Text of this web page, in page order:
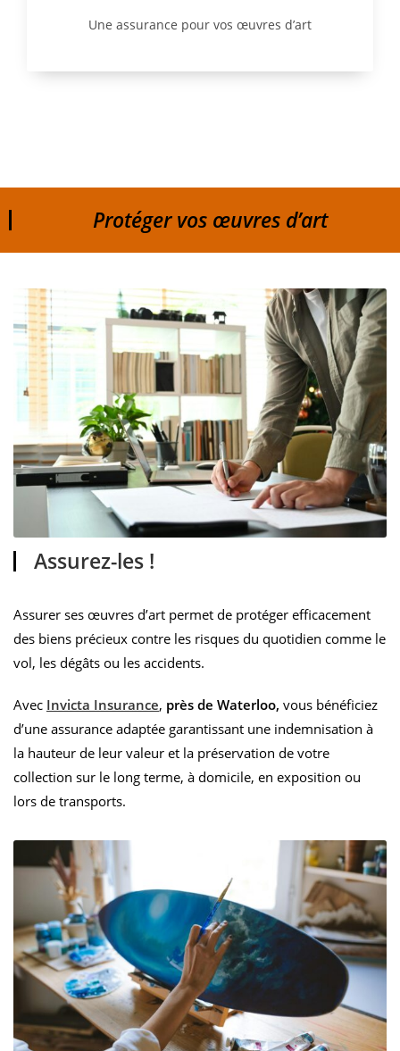
Une assurance pour vos œuvres d’art
Protéger vos œuvres d’art
Assurez-les !
Assurer ses œuvres d’art permet de protéger efficacement
des biens précieux contre les risques du quotidien comme le
vol, les dégâts ou les accidents.
Avec Invicta Insurance, près de Waterloo, vous bénéficiez
d’une assurance adaptée garantissant une indemnisation à
la hauteur de leur valeur et la préservation de votre
collection sur le long terme, à domicile, en exposition ou
lors de transports.